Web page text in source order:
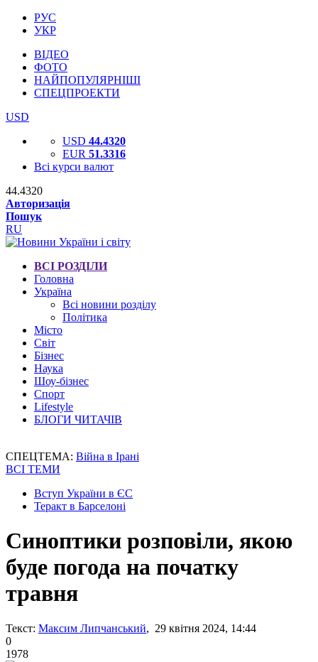
РУС
УКР
ВІДЕО
ФОТО
НАЙПОПУЛЯРНІШІ
СПЕЦПРОЕКТИ
USD
USD 44.4320
EUR 51.3316
Всі курси валют
44.4320
Авторизація
Пошук
RU
ВСІ РОЗДІЛИ
Головна
Україна
Всі новини розділу
Політика
Місто
Світ
Бізнес
Наука
Шоу-бізнес
Спорт
Lifestyle
БЛОГИ ЧИТАЧІВ
СПЕЦТЕМА: Війна в Ірані
ВСІ ТЕМИ
Вступ України в ЄС
Теракт в Барселоні
Синоптики розповіли, якою
буде погода на початку
травня
Текст: Максим Липчанський, 29 квітня 2024, 14:44
0
1978